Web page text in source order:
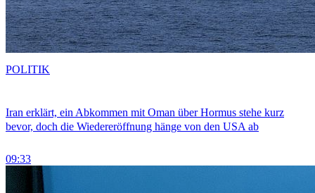
Iran erklärt, ein Abkommen mit Oman über Hormus stehe kurz
bevor, doch die Wiedereröffnung hänge von den USA ab
09:33
POLITIK